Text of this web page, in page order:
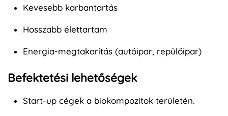
Kevesebb karbantartás
Hosszabb élettartam
Energia-megtakarítás (autóipar, repülőipar)
Befektetési lehetőségek
Start-up cégek a biokompozitok területén.